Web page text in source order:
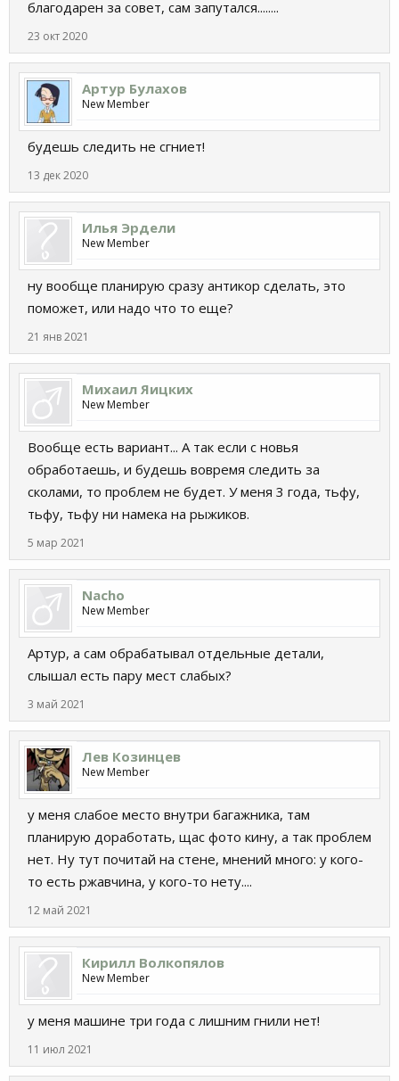
благодарен за совет, сам запутался........
23 окт 2020
Артур Булахов
New Member
будешь следить не сгниет!
13 дек 2020
Илья Эрдели
New Member
ну вообще планирую сразу антикор сделать, это
поможет, или надо что то еще?
21 янв 2021
Михаил Яицких
New Member
Вообще есть вариант... А так если с новья
обработаешь, и будешь вовремя следить за
сколами, то проблем не будет. У меня 3 года, тьфу,
тьфу, тьфу ни намека на рыжиков.
5 мар 2021
Nacho
New Member
Артур, а сам обрабатывал отдельные детали,
слышал есть пару мест слабых?
3 май 2021
Лев Козинцев
New Member
у меня слабое место внутри багажника, там
планирую доработать, щас фото кину, а так проблем
нет. Ну тут почитай на стене, мнений много: у кого-
то есть ржавчина, у кого-то нету....
12 май 2021
Кирилл Волкопялов
New Member
у меня машине три года с лишним гнили нет!
11 июл 2021